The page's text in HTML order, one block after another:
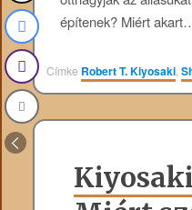
építenek? Miért
Címke Robert T. Kiyosaki ,